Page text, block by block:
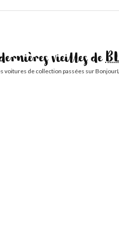
vieilles de
voitures de collection passées sur